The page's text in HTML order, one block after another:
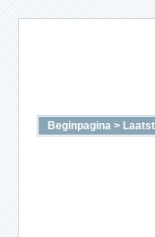
Beginpagina >